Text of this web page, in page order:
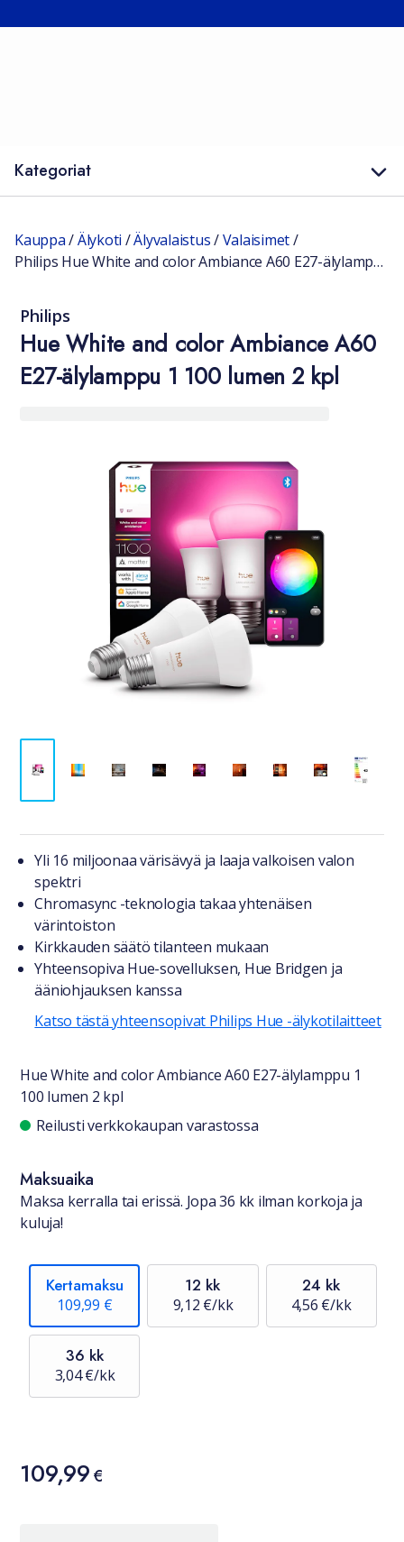
Kategoriat
Kauppa/Älykoti /Älyvalaistus/Valaisimet/
Philips Hue White and color Ambiance A60 E27-älylamppu 1 100 lumen 2 kpl
Hue White and color Ambiance A60
E27-älylamppu 1 100 lumen 2 kpl
Philips
Tuotteesta lyhyesti
Yli 16 miljoonaa värisävyä ja laaja valkoisen valon
spektri
Chromasync -teknologia takaa yhtenäisen
värintoiston
Kirkkauden säätö tilanteen mukaan
Yhteensopiva Hue-sovelluksen, Hue Bridgen ja
ääniohjauksen kanssa
Katso tästä yhteensopivat Philips Hue -älykotilaitteet
Hue White and color Ambiance A60 E27-älylamppu 1
100 lumen 2 kpl
Saatavuustiedot
Reilusti verkkokaupan varastossa
Maksuaika
Maksa kerralla tai erissä. Jopa 36 kk ilman korkoja ja
kuluja!
Kertamaksu
109,99 €
12 kk
9,12 €/kk
24 kk
4,56 €/kk
36 kk
3,04 €/kk
Hinta
109,99 €
109,99€